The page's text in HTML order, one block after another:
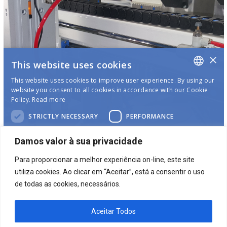
Damos valor à sua privacidade
Para proporcionar a melhor experiência on-line, este site
utiliza cookies. Ao clicar em “Aceitar”, está a consentir o uso
de todas as cookies, necessários.
Aceitar Todos